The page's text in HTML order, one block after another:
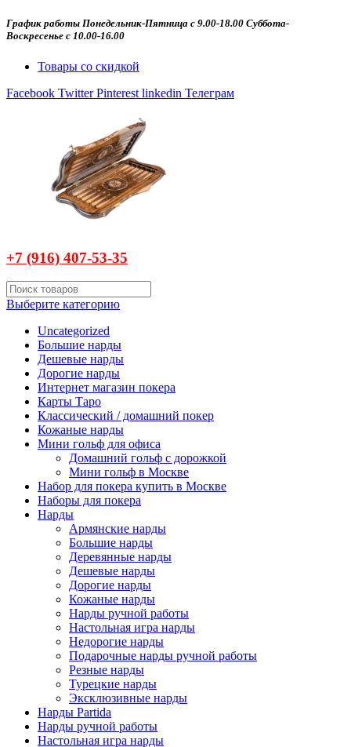
График работы Понедельник-Пятница с 9.00-18.00 Суббота-
Воскресенье с 10.00-16.00
Товары со скидкой
Facebook Twitter Pinterest linkedin Телеграм
+7 (916) 407-53-35
Выберите категорию
Uncategorized
Большие нарды
Дешевые нарды
Дорогие нарды
Интернет магазин покера
Карты Таро
Классический / домашний покер
Кожаные нарды
Мини гольф для офиса
Домашний гольф с дорожкой
Мини гольф в Москве
Набор для покера купить в Москве
Наборы для покера
Нарды
Армянские нарды
Большие нарды
Деревянные нарды
Дешевые нарды
Дорогие нарды
Кожаные нарды
Нарды ручной работы
Настольная игра нарды
Недорогие нарды
Подарочные нарды ручной работы
Резные нарды
Турецкие нарды
Эксклюзивные нарды
Нарды Partida
Нарды ручной работы
Настольная игра нарды